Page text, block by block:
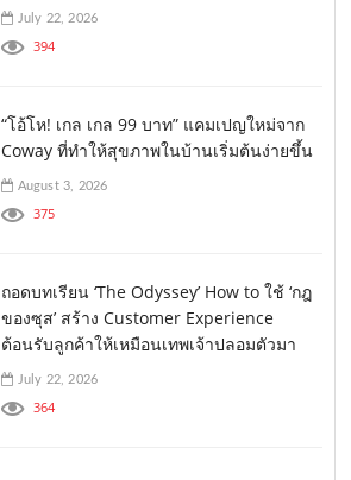
July 22, 2026
394
“โอ้โห! เกล เกล 99 บาท” แคมเปญใหม่จาก
Coway ที่ทำให้สุขภาพในบ้านเริ่มต้นง่ายขึ้น
August 3, 2026
375
ถอดบทเรียน ‘The Odyssey’ How to ใช้ ‘กฎ
ของซุส’ สร้าง Customer Experience
ต้อนรับลูกค้าให้เหมือนเทพเจ้าปลอมตัวมา
July 22, 2026
364